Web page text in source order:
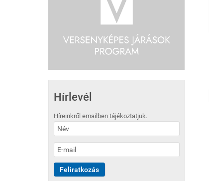
Hírlevél
Híreinkről emailben tájékoztatjuk.